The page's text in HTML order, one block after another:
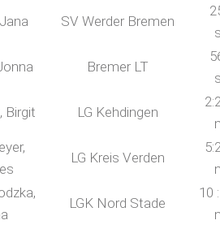
SV Werder Bremen
Bremer LT
Birgit LG Kehdingen
LG Kreis Verden
LGK Nord Stade
10